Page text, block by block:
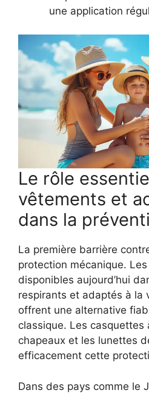
une application
Le rôle
vêtements et
dans la
La première barrière
protection mécanique.
disponibles aujourd’hui
respirants et adaptés à la
offrent une alternative
classique. Les casquettes
chapeaux et les lunettes
efficacement cette
Dans des pays comme le